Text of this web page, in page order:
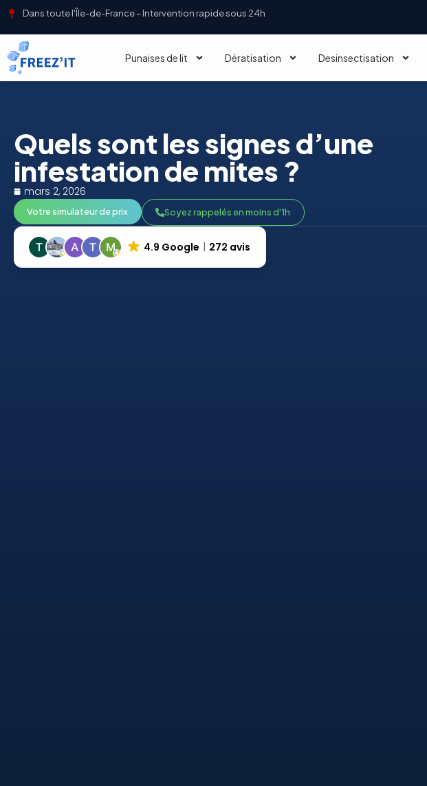
Dans toute l'Île-de-France – Intervention rapide sous 24h
Punaises de lit Dératisation Desinsectisation
Quels sont les signes d’une
infestation de mites ?
mars 2, 2026
Votre simulateur de prix Soyez rappelés en moins d'1h
4.9 Google 272 avis